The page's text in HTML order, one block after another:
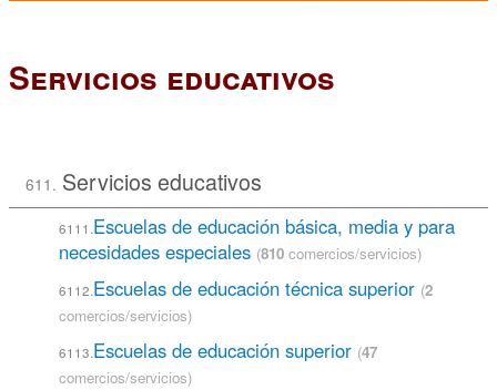
Servicios educativos
611. Servicios educativos
6111.Escuelas de educación básica, media y para
necesidades especiales (810 comercios/servicios)
6112.Escuelas de educación técnica superior (2
comercios/servicios)
6113.Escuelas de educación superior (47
comercios/servicios)